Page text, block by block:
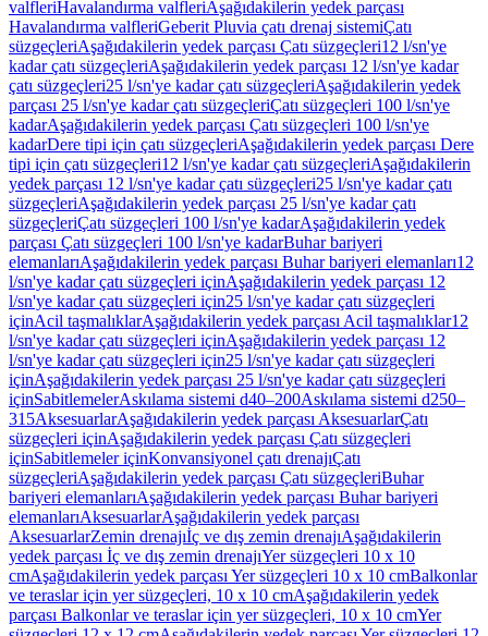
valfleriHavalandırma valfleriAşağıdakilerin yedek parçası
Havalandırma valfleriGeberit Pluvia çatı drenaj sistemiÇatı
süzgeçleriAşağıdakilerin yedek parçası Çatı süzgeçleri12 l/sn'ye
kadar çatı süzgeçleriAşağıdakilerin yedek parçası 12 l/sn'ye kadar
çatı süzgeçleri25 l/sn'ye kadar çatı süzgeçleriAşağıdakilerin yedek
parçası 25 l/sn'ye kadar çatı süzgeçleriÇatı süzgeçleri 100 l/sn'ye
kadarAşağıdakilerin yedek parçası Çatı süzgeçleri 100 l/sn'ye
kadarDere tipi için çatı süzgeçleriAşağıdakilerin yedek parçası Dere
tipi için çatı süzgeçleri12 l/sn'ye kadar çatı süzgeçleriAşağıdakilerin
yedek parçası 12 l/sn'ye kadar çatı süzgeçleri25 l/sn'ye kadar çatı
süzgeçleriAşağıdakilerin yedek parçası 25 l/sn'ye kadar çatı
süzgeçleriÇatı süzgeçleri 100 l/sn'ye kadarAşağıdakilerin yedek
parçası Çatı süzgeçleri 100 l/sn'ye kadarBuhar bariyeri
elemanlarıAşağıdakilerin yedek parçası Buhar bariyeri elemanları12
l/sn'ye kadar çatı süzgeçleri içinAşağıdakilerin yedek parçası 12
l/sn'ye kadar çatı süzgeçleri için25 l/sn'ye kadar çatı süzgeçleri
içinAcil taşmalıklarAşağıdakilerin yedek parçası Acil taşmalıklar12
l/sn'ye kadar çatı süzgeçleri içinAşağıdakilerin yedek parçası 12
l/sn'ye kadar çatı süzgeçleri için25 l/sn'ye kadar çatı süzgeçleri
içinAşağıdakilerin yedek parçası 25 l/sn'ye kadar çatı süzgeçleri
içinSabitlemelerAskılama sistemi d40–200Askılama sistemi d250–
315AksesuarlarAşağıdakilerin yedek parçası AksesuarlarÇatı
süzgeçleri içinAşağıdakilerin yedek parçası Çatı süzgeçleri
içinSabitlemeler içinKonvansiyonel çatı drenajıÇatı
süzgeçleriAşağıdakilerin yedek parçası Çatı süzgeçleriBuhar
bariyeri elemanlarıAşağıdakilerin yedek parçası Buhar bariyeri
elemanlarıAksesuarlarAşağıdakilerin yedek parçası
AksesuarlarZemin drenajıİç ve dış zemin drenajıAşağıdakilerin
yedek parçası İç ve dış zemin drenajıYer süzgeçleri 10 x 10
cmAşağıdakilerin yedek parçası Yer süzgeçleri 10 x 10 cmBalkonlar
ve teraslar için yer süzgeçleri, 10 x 10 cmAşağıdakilerin yedek
parçası Balkonlar ve teraslar için yer süzgeçleri, 10 x 10 cmYer